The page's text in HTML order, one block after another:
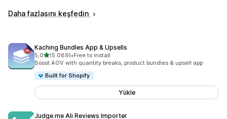
Daha fazlasını keşfedin
Kaching Bundles App & Upsells
5,05 yıldız üzerinden
(5.089)
toplam 5089 değerlendirme
•Free to install
Boost AOV with quantity breaks, product bundles & upsell app
Built for Shopify
Yükle
Judge.me Ali Reviews Importer